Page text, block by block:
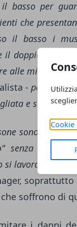
Cookie
il basso per
che
il basso i
il doppio mento
alle mie
- per poter
e se si
sono
senza
lavora al pc
soffrono di